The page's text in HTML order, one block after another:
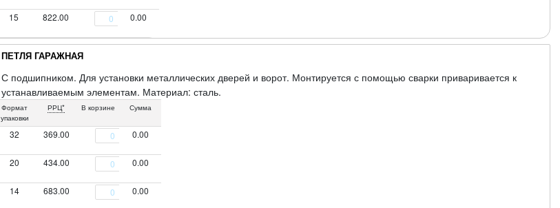
15 822.00 0.00
ПЕТЛЯ ГАРАЖНАЯ
С подшипником. Для установки металлических дверей и ворот. Монтируется с помощью сварки приваривается к
устанавливаемым элементам. Материал: сталь.
Формат
упаковки
РРЦ* В корзине Сумма
32 369.00 0.00
20 434.00 0.00
14 683.00 0.00